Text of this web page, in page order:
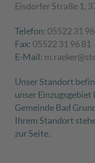
Eisdorfer Straße 1,
Telefon: 05522 31
Fax: 05522 31 96 81
E-Mail:
Unser Standort
unser
Gemeinde Bad
Ihrem Standort
zur Seite.